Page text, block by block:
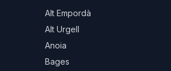
Alt Empordà
Alt Urgell
Anoia
Bages